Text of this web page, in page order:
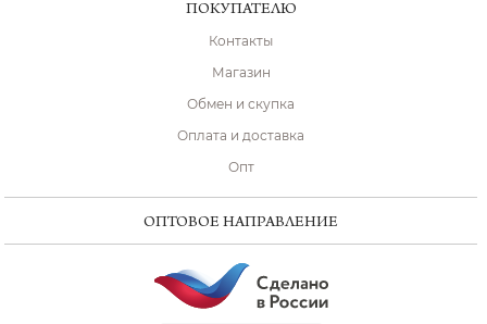
ПОКУПАТЕЛЮ
Контакты
Магазин
Обмен и скупка
Оплата и доставка
Опт
ОПТОВОЕ НАПРАВЛЕНИЕ